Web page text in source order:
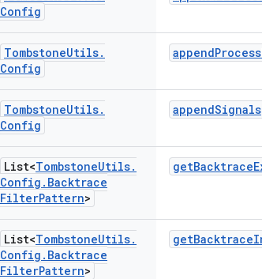
Config
TombstoneUtils.
Config
appendProcess
TombstoneUtils.
Config
appendSignals
List<TombstoneUtils.
Config . Backtrace
FilterPattern>
getBacktrace
List<TombstoneUtils.
Config . Backtrace
FilterPattern>
getBacktrace